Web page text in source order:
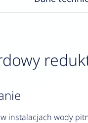
instalacjach wody